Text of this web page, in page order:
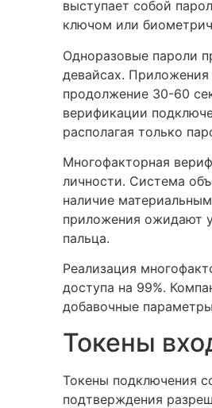
выступает собой
ключом или
Одноразовые пароли
девайсах.
продолжение 30-60
верификации
располагая только
Многофакторная
личности. Система
наличие
приложения ожидают
пальца.
Реализация
доступа на 99%.
добавочные
Токены
Токены подключения
подтверждения